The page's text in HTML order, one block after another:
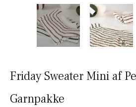
Friday Sweater Mini af
Garnpakke